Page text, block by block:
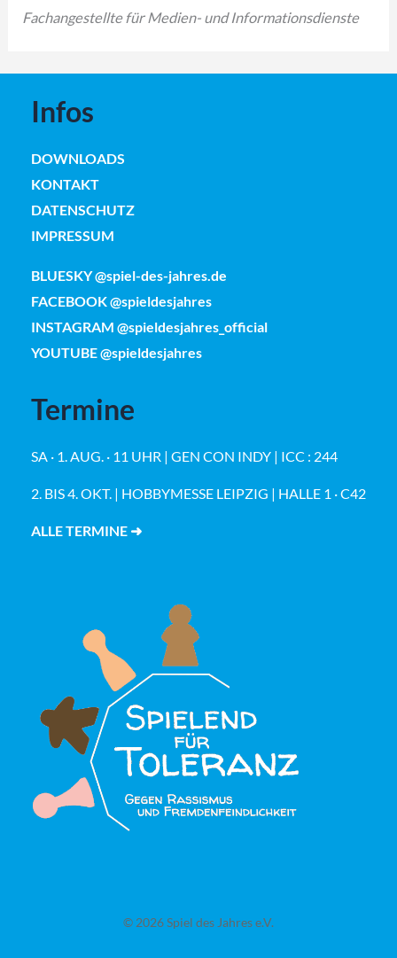
Fachangestellte für Medien- und Informationsdienste
Infos
DOWNLOADS
KONTAKT
DATENSCHUTZ
IMPRESSUM
BLUESKY @spiel-des-jahres.de
FACEBOOK @spieldesjahres
INSTAGRAM @spieldesjahres_official
YOUTUBE @spieldesjahres
Termine
SA · 1. AUG. · 11 UHR | GEN CON INDY | ICC : 244
2. BIS 4. OKT. | HOBBYMESSE LEIPZIG | HALLE 1 · C42
ALLE TERMINE ➜
© 2026 Spiel des Jahres e.V.